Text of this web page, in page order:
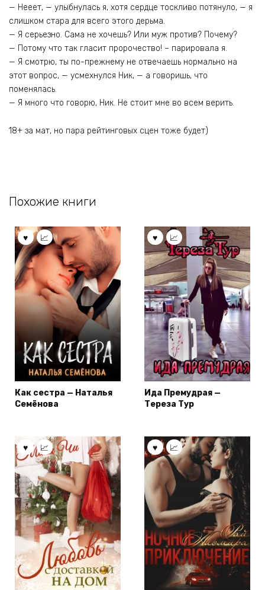
— Нееет, — улыбнулась я, хотя сердце тоскливо потянуло, — я
слишком стара для всего этого дерьма.
— Я серьезно. Сама не хочешь? Или муж против? Почему?
— Потому что так гласит пророчество! – парировала я.
— Я смотрю, ты по-прежнему не отвечаешь нормально на
этот вопрос, — усмехнулся Ник, — а говоришь, что
поменялась.
— Я много что говорю, Ник. Не стоит мне во всем верить.
18+ за мат, но пара рейтинговых сцен тоже будет)
Похожие книги
Как сестра — Наталья
Семёнова
Ида Премудрая —
Тереза Тур